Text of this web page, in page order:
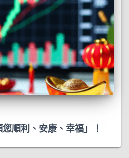
順利、安康、幸福」！